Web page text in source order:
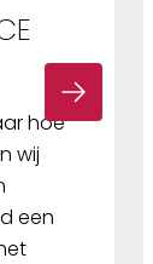
hoe
wij
een